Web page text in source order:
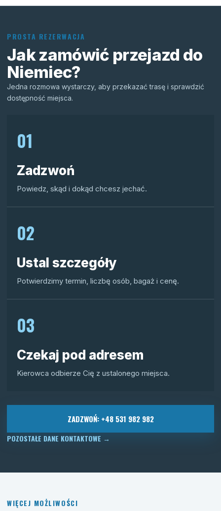
PROSTA REZERWACJA
Jak zamówić przejazd do
Niemiec?
Jedna rozmowa wystarczy, aby przekazać trasę i sprawdzić
dostępność miejsca.
01
Zadzwoń
Powiedz, skąd i dokąd chcesz jechać.
02
Ustal szczegóły
Potwierdzimy termin, liczbę osób, bagaż i cenę.
03
Czekaj pod adresem
Kierowca odbierze Cię z ustalonego miejsca.
ZADZWOŃ: +48 531 982 982
POZOSTAŁE DANE KONTAKTOWE →
WIĘCEJ MOŻLIWOŚCI